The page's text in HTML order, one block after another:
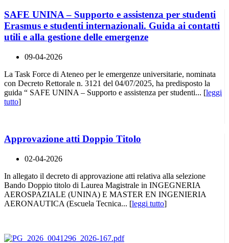
SAFE UNINA – Supporto e assistenza per studenti
Erasmus e studenti internazionali. Guida ai contatti
utili e alla gestione delle emergenze
09-04-2026
La Task Force di Ateneo per le emergenze universitarie, nominata
con Decreto Rettorale n. 3121 del 04/07/2025, ha predisposto la
guida “ SAFE UNINA – Supporto e assistenza per studenti... [leggi
tutto]
Approvazione atti Doppio Titolo
02-04-2026
In allegato il decreto di approvazione atti relativa alla selezione
Bando Doppio titolo di Laurea Magistrale in INGEGNERIA
AEROSPAZIALE (UNINA) E MASTER EN INGENIERIA
AERONAUTICA (Escuela Tecnica... [leggi tutto]